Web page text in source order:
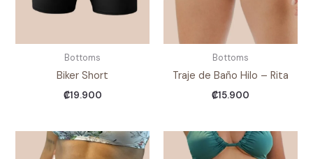
Bottoms
Biker Short
₡19.900
Bottoms
Traje de Baño Hilo – Rita
₡15.900